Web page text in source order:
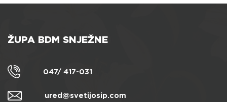
ŽUPA BDM SNJEŽNE
047/ 417-031
ured@svetijosip.com